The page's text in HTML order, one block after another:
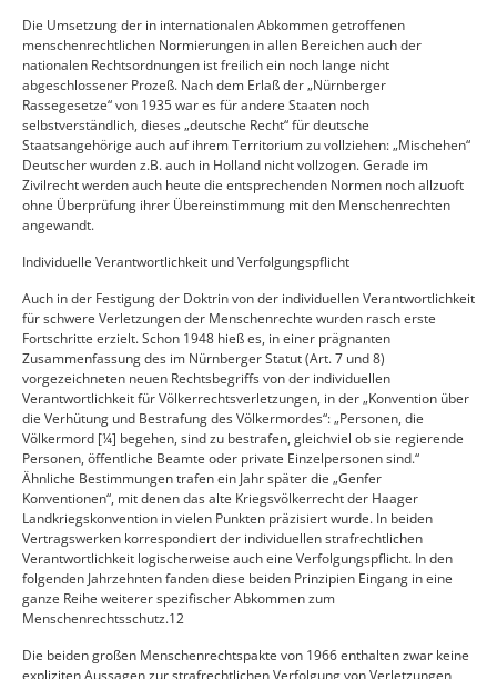
Die Umsetzung der in internationalen Abkommen getroffenen
menschenrechtlichen Normierungen in allen Bereichen auch der
nationalen Rechtsordnungen ist freilich ein noch lange nicht
abgeschlossener Prozeß. Nach dem Erlaß der „Nürnberger
Rassegesetze“ von 1935 war es für andere Staaten noch
selbstverständlich, dieses „deutsche Recht“ für deutsche
Staatsangehörige auch auf ihrem Territorium zu vollziehen: „Mischehen“
Deutscher wurden z.B. auch in Holland nicht vollzogen. Gerade im
Zivilrecht werden auch heute die entsprechenden Normen noch allzuoft
ohne Überprüfung ihrer Übereinstimmung mit den Menschenrechten
angewandt.
Individuelle Verantwortlichkeit und Verfolgungspflicht
Auch in der Festigung der Doktrin von der individuellen Verantwortlichkeit
für schwere Verletzungen der Menschenrechte wurden rasch erste
Fortschritte erzielt. Schon 1948 hieß es, in einer prägnanten
Zusammenfassung des im Nürnberger Statut (Art. 7 und 8)
vorgezeichneten neuen Rechtsbegriffs von der individuellen
Verantwortlichkeit für Völkerrechtsverletzungen, in der „Konvention über
die Verhütung und Bestrafung des Völkermordes“: „Personen, die
Völkermord [¼] begehen, sind zu bestrafen, gleichviel ob sie regierende
Personen, öffentliche Beamte oder private Einzelpersonen sind.“
Ähnliche Bestimmungen trafen ein Jahr später die „Genfer
Konventionen“, mit denen das alte Kriegsvölkerrecht der Haager
Landkriegskonvention in vielen Punkten präzisiert wurde. In beiden
Vertragswerken korrespondiert der individuellen strafrechtlichen
Verantwortlichkeit logischerweise auch eine Verfolgungspflicht. In den
folgenden Jahrzehnten fanden diese beiden Prinzipien Eingang in eine
ganze Reihe weiterer spezifischer Abkommen zum
Menschenrechtsschutz.12
Die beiden großen Menschenrechtspakte von 1966 enthalten zwar keine